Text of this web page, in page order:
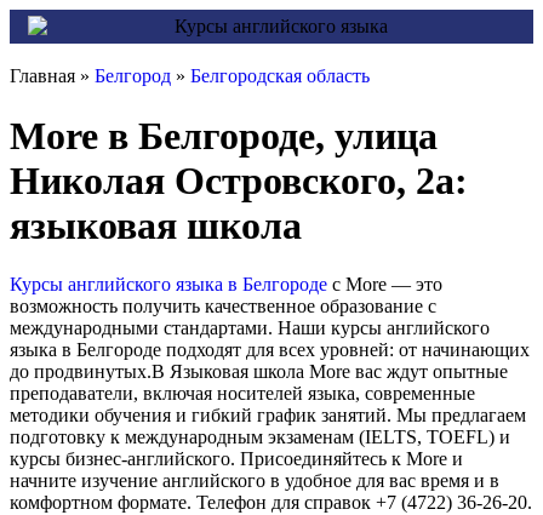
Главная » Белгород » Белгородская область
More в Белгороде, улица
Николая Островского, 2а:
языковая школа
Курсы английского языка в Белгороде с More — это
возможность получить качественное образование с
международными стандартами. Наши курсы английского
языка в Белгороде подходят для всех уровней: от начинающих
до продвинутых.В Языковая школа More вас ждут опытные
преподаватели, включая носителей языка, современные
методики обучения и гибкий график занятий. Мы предлагаем
подготовку к международным экзаменам (IELTS, TOEFL) и
курсы бизнес-английского. Присоединяйтесь к More и
начните изучение английского в удобное для вас время и в
комфортном формате. Телефон для справок +7 (4722) 36-26-20.